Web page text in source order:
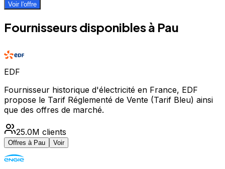
Voir l'offre
Fournisseurs disponibles à Pau
EDF
Fournisseur historique d'électricité en France, EDF
propose le Tarif Réglementé de Vente (Tarif Bleu) ainsi
que des offres de marché.
25.0M clients
Offres à Pau Voir